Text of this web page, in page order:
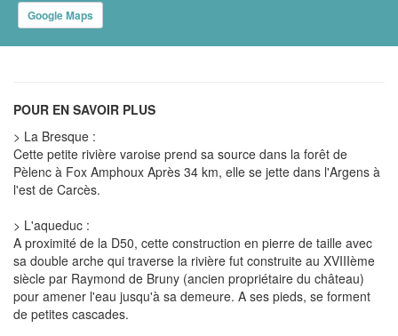
Google Maps
POUR EN SAVOIR PLUS
> La Bresque :
Cette petite rivière varoise prend sa source dans la forêt de
Pèlenc à Fox Amphoux Après 34 km, elle se jette dans l'Argens à
l'est de Carcès.
> L'aqueduc :
A proximité de la D50, cette construction en pierre de taille avec
sa double arche qui traverse la rivière fut construite au XVIIIème
siècle par Raymond de Bruny (ancien propriétaire du château)
pour amener l'eau jusqu'à sa demeure. A ses pieds, se forment
de petites cascades.